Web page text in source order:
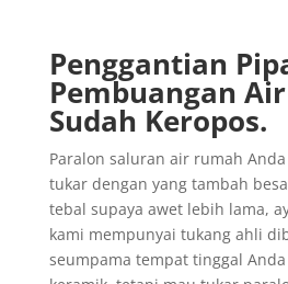
Penggantian
Pembuangan
Sudah Keropos.
Paralon saluran air rumah
tukar dengan yang tambah
tebal supaya awet lebih lama,
kami mempunyai tukang ahli
seumpama tempat tinggal